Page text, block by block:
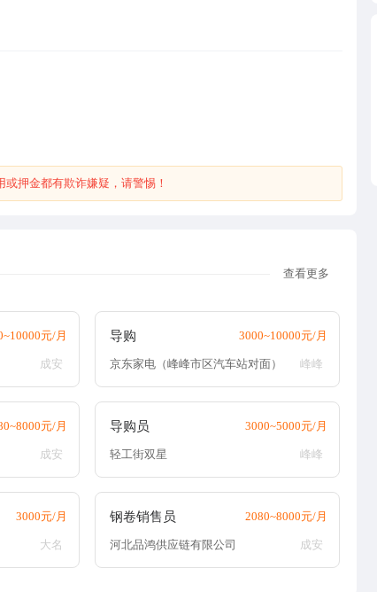
押金都有欺诈嫌疑，请警惕！
查看更多
元/月
成安
导购 3000~10000元/月
京东家电（峰峰市区汽车站对面） 峰峰
元/月
成安
导购员 3000~5000元/月
轻工街双星 峰峰
3000元/月
大名
钢卷销售员 2080~8000元/月
河北品鸿供应链有限公司 成安